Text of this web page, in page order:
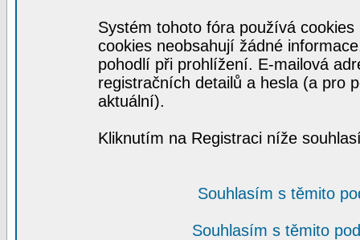
Systém tohoto fóra používá
cookies neobsahují žádné
pohodlí při prohlížení. E-mailová
registračních detailů a hesla (a pro
aktuální).
Kliknutím na Registraci níže
Souhlasím s těmito
Souhlasím s těmito